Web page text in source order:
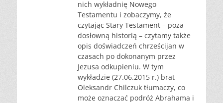
nich wykładnię Nowego
Testamentu i zobaczymy, że
czytając Stary Testament – poza
dosłowną historią – czytamy także
opis doświadczeń chrześcijan w
czasach po dokonanym przez
Jezusa odkupieniu. W tym
wykładzie (27.06.2015 r.) brat
Oleksandr Chilczuk tłumaczy, co
może oznaczać podróż Abrahama i